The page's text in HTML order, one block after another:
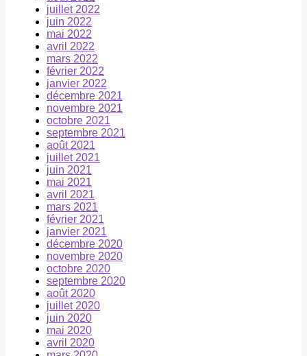
juillet 2022
juin 2022
mai 2022
avril 2022
mars 2022
février 2022
janvier 2022
décembre 2021
novembre 2021
octobre 2021
septembre 2021
août 2021
juillet 2021
juin 2021
mai 2021
avril 2021
mars 2021
février 2021
janvier 2021
décembre 2020
novembre 2020
octobre 2020
septembre 2020
août 2020
juillet 2020
juin 2020
mai 2020
avril 2020